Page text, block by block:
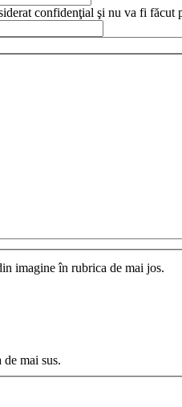
confidenţial şi nu va fi făcut
imagine în rubrica de mai jos.
mai sus.